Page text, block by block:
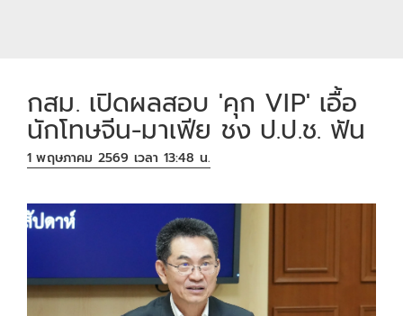
กสม. เปิดผลสอบ 'คุก VIP' เอื้อ
นักโทษจีน-มาเฟีย ชง ป.ป.ช. ฟัน
1 พฤษภาคม 2569 เวลา 13:48 น.